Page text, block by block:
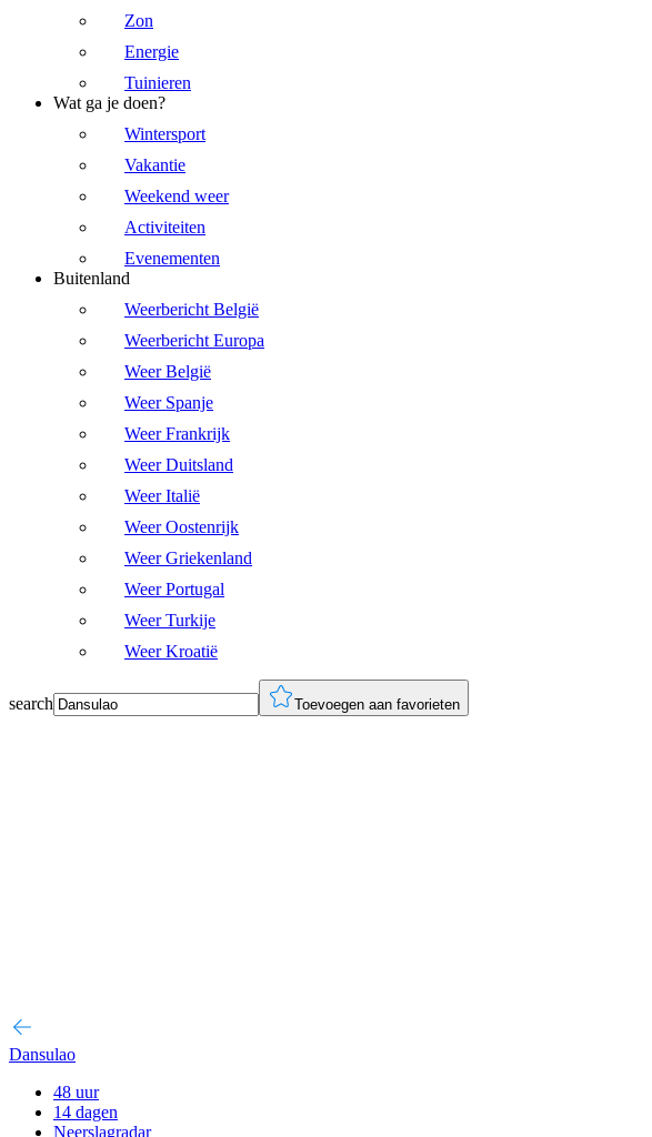
Zon
Energie
Tuinieren
Wat ga je doen?
Wintersport
Vakantie
Weekend weer
Activiteiten
Evenementen
Buitenland
Weerbericht België
Weerbericht Europa
Weer België
Weer Spanje
Weer Frankrijk
Weer Duitsland
Weer Italië
Weer Oostenrijk
Weer Griekenland
Weer Portugal
Weer Turkije
Weer Kroatië
search Toevoegen aan favorieten
Dansulao
48 uur
14 dagen
Neerslagradar